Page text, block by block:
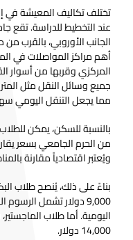
تختلف تكاليف المعيشة
عند التخطيط للدراسة. تقع
الجانب الأوروبي، بالقرب
أهم مراكز المواصلات في
المركزي وقربها من أسوار
جميع وسائل النقل مثل
مما يجعل التنقل اليومي
بالنسبة للسكن، يمكن
ويُعتبر اقتصادياً مقارنة
بناءً على ذلك، يُنصح طلاب
9,000 دولار تشمل
اليومية. أما طلاب
14,000 دولار.